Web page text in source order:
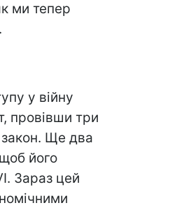
ми тепер
у війну
провівши три
Ще два
його
Зараз цей